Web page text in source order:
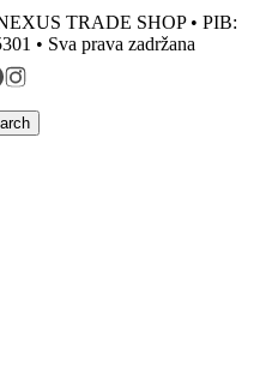
TRADE SHOP • PIB:
• Sva prava zadržana